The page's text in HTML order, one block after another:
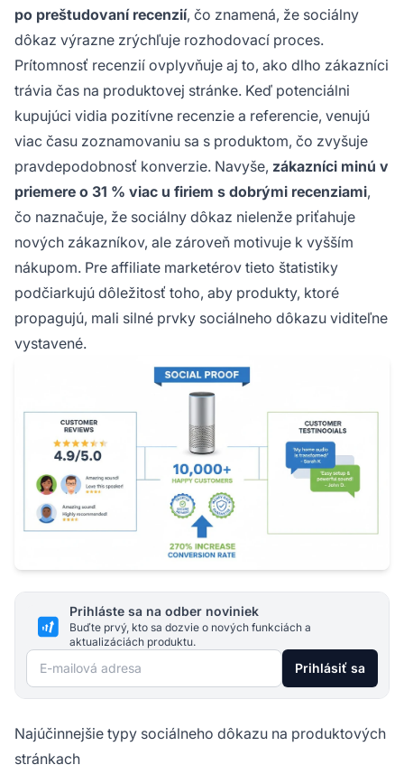
po preštudovaní recenzií, čo znamená, že sociálny
dôkaz výrazne zrýchľuje rozhodovací proces.
Prítomnosť recenzií ovplyvňuje aj to, ako dlho zákazníci
trávia čas na produktovej stránke. Keď potenciálni
kupujúci vidia pozitívne recenzie a referencie, venujú
viac času zoznamovaniu sa s produktom, čo zvyšuje
pravdepodobnosť konverzie. Navyše, zákazníci minú v
priemere o 31 % viac u firiem s dobrými recenziami,
čo naznačuje, že sociálny dôkaz nielenže priťahuje
nových zákazníkov, ale zároveň motivuje k vyšším
nákupom. Pre affiliate marketérov tieto štatistiky
podčiarkujú dôležitosť toho, aby produkty, ktoré
propagujú, mali silné prvky sociálneho dôkazu viditeľne
vystavené.
Prihláste sa na odber noviniek
Buďte prvý, kto sa dozvie o nových funkciách a
aktualizáciách produktu.
E-mailová adresa Prihlásiť sa
Najúčinnejšie typy sociálneho dôkazu na produktových
stránkach